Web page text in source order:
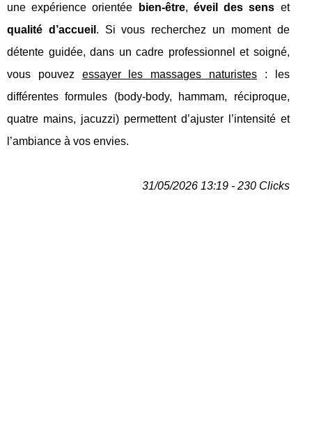
une expérience orientée
bien‑être, éveil des sens et
qualité d’accueil . Si vous recherchez un moment de
détente guidée, dans un cadre professionnel et soigné,
vous pouvez essayer les massages naturistes : les
différentes formules (body‑body, hammam, réciproque,
quatre mains, jacuzzi) permettent d’ajuster l’intensité et
l’ambiance à vos envies.
31/05/2026 13:19 - 230 Clicks